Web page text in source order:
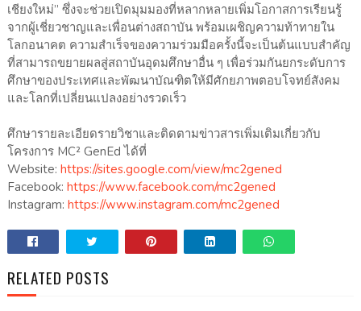
เชียงใหม่” ซึ่งจะช่วยเปิดมุมมองที่หลากหลายเพิ่มโอกาสการเรียนรู้
จากผู้เชี่ยวชาญและเพื่อนต่างสถาบัน พร้อมเผชิญความท้าทายใน
โลกอนาคต ความสำเร็จของความร่วมมือครั้งนี้จะเป็นต้นแบบสำคัญ
ที่สามารถขยายผลสู่สถาบันอุดมศึกษาอื่น ๆ เพื่อร่วมกันยกระดับการ
ศึกษาของประเทศและพัฒนาบัณฑิตให้มีศักยภาพตอบโจทย์สังคม
และโลกที่เปลี่ยนแปลงอย่างรวดเร็ว
ศึกษารายละเอียดรายวิชาและติดตามข่าวสารเพิ่มเติมเกี่ยวกับ
โครงการ MC² GenEd ได้ที่
Website: https://sites.google.com/view/mc2gened
Facebook: https://www.facebook.com/mc2gened
Instagram: https://www.instagram.com/mc2gened
RELATED POSTS